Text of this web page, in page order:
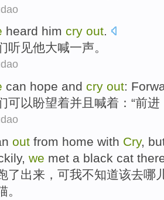
heard him cry out.
听见他大喊一声。
can hope and cry out:
可以盼望着并且 喊着：“前进
out from home with Cry,
we met a black cat
了出来 ， 可我不知道该去哪
。